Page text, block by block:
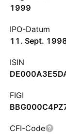
1999
IPO-Datum
11. Sept.
ISIN
FIGI
CFI-Code